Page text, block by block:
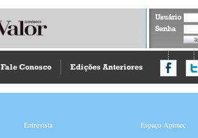
Usuário
Senha
Fale Conosco Edições Anteriores
Entrevista
Espaço Apimec